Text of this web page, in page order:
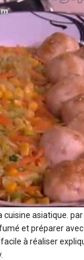
cuisine asiatique.
et préparer
à réaliser